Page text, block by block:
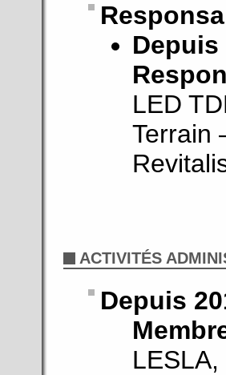
Depuis
LED
Terrain
ACTIVITÉS
Depuis